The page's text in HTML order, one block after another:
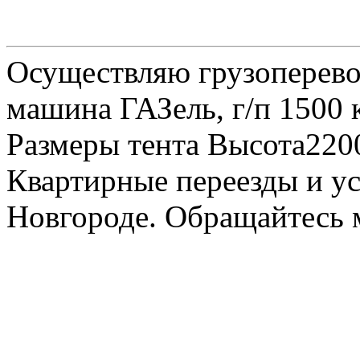
Осуществляю
машина ГАЗель, г/п 1500
Размеры тента
Квартирные переезды и
Новгороде.